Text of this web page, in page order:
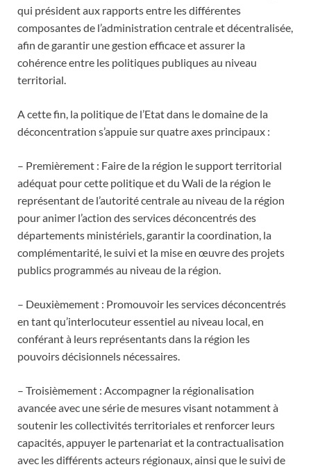
qui président aux rapports entre les différentes
composantes de l’administration centrale et décentralisée,
afin de garantir une gestion efficace et assurer la
cohérence entre les politiques publiques au niveau
territorial.
A cette fin, la politique de l’Etat dans le domaine de la
déconcentration s’appuie sur quatre axes principaux :
– Premièrement : Faire de la région le support territorial
adéquat pour cette politique et du Wali de la région le
représentant de l’autorité centrale au niveau de la région
pour animer l’action des services déconcentrés des
départements ministériels, garantir la coordination, la
complémentarité, le suivi et la mise en œuvre des projets
publics programmés au niveau de la région.
– Deuxièmement : Promouvoir les services déconcentrés
en tant qu’interlocuteur essentiel au niveau local, en
conférant à leurs représentants dans la région les
pouvoirs décisionnels nécessaires.
– Troisièmement : Accompagner la régionalisation
avancée avec une série de mesures visant notamment à
soutenir les collectivités territoriales et renforcer leurs
capacités, appuyer le partenariat et la contractualisation
avec les différents acteurs régionaux, ainsi que le suivi de